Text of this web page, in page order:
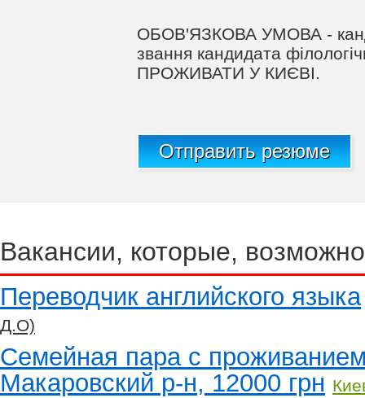
ОБОВ'ЯЗКОВА УМОВА -
звання кандидата
ПРОЖИВАТИ У КИЄВІ.
Отправить резюме
Вакансии, которые,
Переводчик английского языка
Д.О)
Семейная пара с
Макаровский р-н, 12000 грн